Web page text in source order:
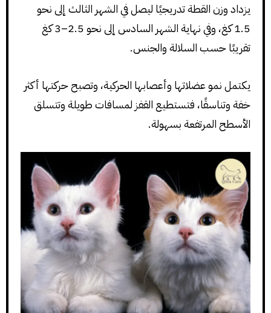
يزداد وزن القطة تدريجيًا ليصل في الشهر الثالث إلى نحو
1.5 كغ، وفي نهاية الشهر السادس إلى نحو 2.5–3 كغ
تقريبًا حسب السلالة والجنس.
يكتمل نمو عضلاتها وأعصابها الحركية، وتصبح حركتها أكثر
خفة وتناسقًا، فتستطيع القفز لمسافات طويلة وتتسلق
الأسطح المرتفعة بسهولة.